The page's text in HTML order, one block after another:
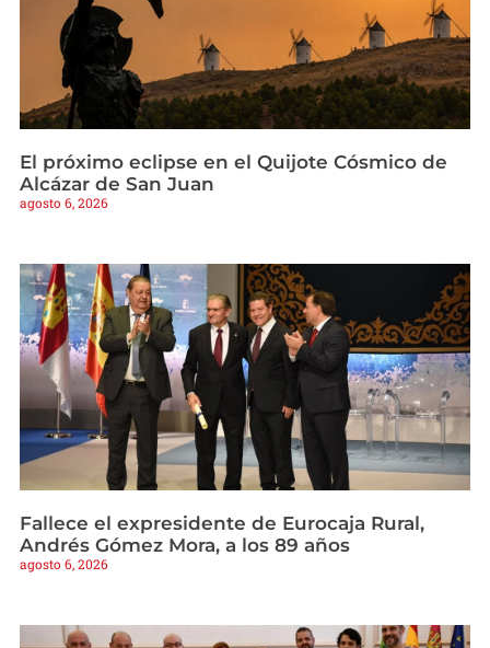
El próximo eclipse en el Quijote Cósmico de
Alcázar de San Juan
agosto 6, 2026
Fallece el expresidente de Eurocaja Rural,
Andrés Gómez Mora, a los 89 años
agosto 6, 2026